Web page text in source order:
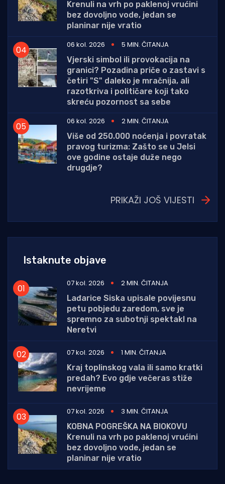
Krenuli na vrh po paklenoj vrućini
bez dovoljno vode, jedan se
planinar nije vratio
06 kol. 2026
5 MIN. ČITANJA
Vjerski simbol ili provokacija na
granici? Pozadina priče o zastavi s
četiri "S" daleko je mračnija, ali
razotkriva i političare koji tako
skreću pozornost sa sebe
06 kol. 2026
2 MIN. ČITANJA
Više od 250.000 noćenja i povratak
pravog turizma: Zašto se u Jelsi
ove godine ostaje duže nego
drugdje?
PRIKAŽI JOŠ VIJESTI
Istaknute objave
07 kol. 2026
2 MIN. ČITANJA
Lađarice Siska upisale povijesnu
petu pobjedu zaredom, sve je
spremno za subotnji spektakl na
Neretvi
07 kol. 2026
1 MIN. ČITANJA
Kraj toplinskog vala ili samo kratki
predah? Evo gdje večeras stiže
nevrijeme
07 kol. 2026
3 MIN. ČITANJA
KOBNA POGREŠKA NA BIOKOVU
Krenuli na vrh po paklenoj vrućini
bez dovoljno vode, jedan se
planinar nije vratio